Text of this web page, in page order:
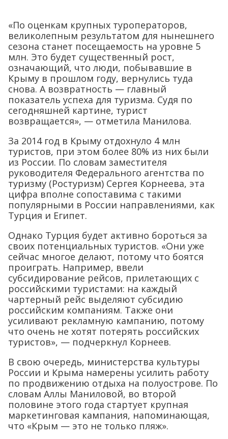
«По оценкам крупных туроператоров,
великолепным результатом для нынешнего
сезона станет посещаемость на уровне 5
млн. Это будет существенный рост,
означающий, что люди, побывавшие в
Крыму в прошлом году, вернулись туда
снова. А возвратность — главный
показатель успеха для туризма. Судя по
сегодняшней картине, турист
возвращается», — отметила Манилова.
За 2014 год в Крыму отдохнуло 4 млн
туристов, при этом более 80% из них были
из России. По словам заместителя
руководителя Федерального агентства по
туризму (Ростуризм) Сергея Корнеева, эта
цифра вполне сопоставима с такими
популярными в России направлениями, как
Турция и Египет.
Однако Турция будет активно бороться за
своих потенциальных туристов. «Они уже
сейчас многое делают, потому что боятся
проиграть. Например, ввели
субсидирование рейсов, прилетающих с
российскими туристами: на каждый
чартерный рейс выделяют субсидию
российским компаниям. Также они
усиливают рекламную кампанию, потому
что очень не хотят потерять российских
туристов», — подчеркнул Корнеев.
В свою очередь, министерства культуры
России и Крыма намерены усилить работу
по продвижению отдыха на полуострове. По
словам Аллы Маниловой, во второй
половине этого года стартует крупная
маркетинговая кампания, напоминающая,
что «Крым — это не только пляж».